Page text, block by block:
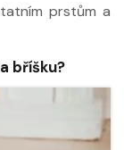
prstům a
bříšku?